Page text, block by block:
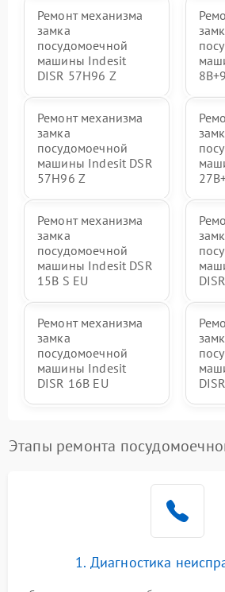
Ремонт механизма
замка
посудомоечной
машины Indesit
DISR 57H96 Z
Ремонт механизма
замка
посудомоечной
машины Indesit DSR
57H96 Z
Ремонт механизма
замка
посудомоечной
машины Indesit DSR
15B S EU
Ремонт механизма
замка
посудомоечной
машины Indesit
DISR 16B EU
Этапы ремонта
1. Диагностика